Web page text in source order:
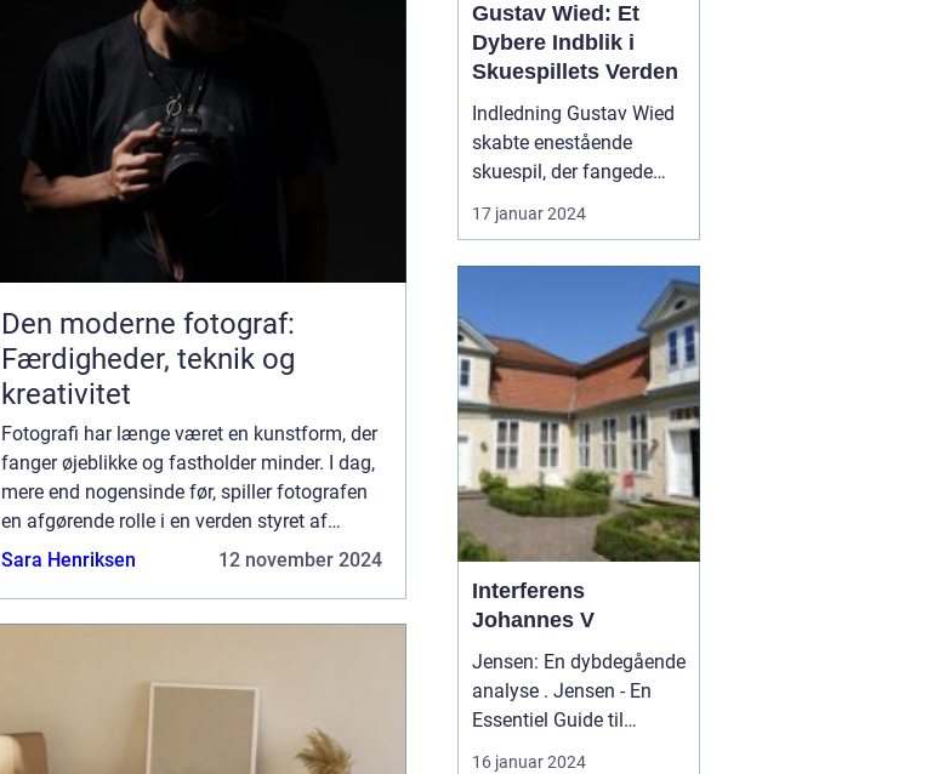
Den moderne fotograf:
Færdigheder, teknik og
kreativitet
Fotografi har længe været en kunstform, der
fanger øjeblikke og fastholder minder. I dag,
mere end nogensinde før, spiller fotografen
en afgørende rolle i en verden styret af
billeder. Fra den klassiske portrætter til den
Sara Henriksen 12 november 2024
Gustav Wied: Et
Dybere Indblik i
Skuespillets Verden
Indledning Gustav Wied
skabte enestående
skuespil, der fangede
publikum med deres
dybde, indlevelse og
artikel vil vi udforske
Gustav Wieds skuespil,
fra deres essens til deres
historiske betydning.
Uanset...
17 januar 2024
Interferens
Johannes V
Jensen: En dybdegående
analyse . Jensen - En
Essentiel Guide til
Kunstelskere og Samlere
16 januar 2024